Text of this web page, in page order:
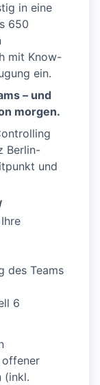
in eine
650
mit Know-
ein.
– und
morgen.
Berlin-
und
Ihre
des Teams
6
offener
(inkl.